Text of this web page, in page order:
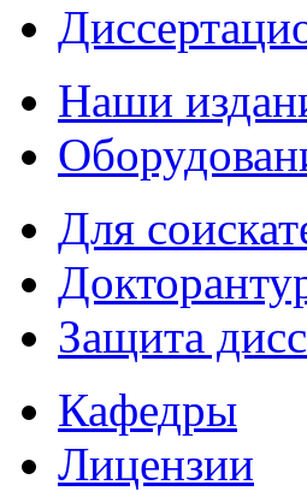
Наши
Для
Защита
Кафедры
Лицензии